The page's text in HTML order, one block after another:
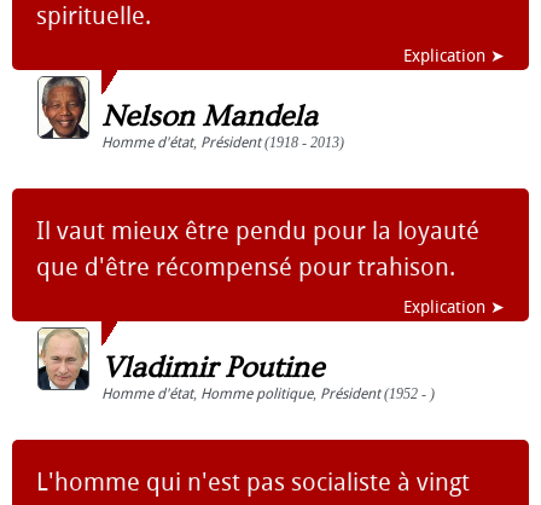
spirituelle.
Explication ➤
Nelson Mandela
Homme d'état, Président(1918 - 2013)
Il vaut mieux être pendu pour la loyauté
que d'être récompensé pour trahison.
Explication ➤
Vladimir Poutine
Homme d'état, Homme politique, Président(1952 - )
L'homme qui n'est pas socialiste à vingt